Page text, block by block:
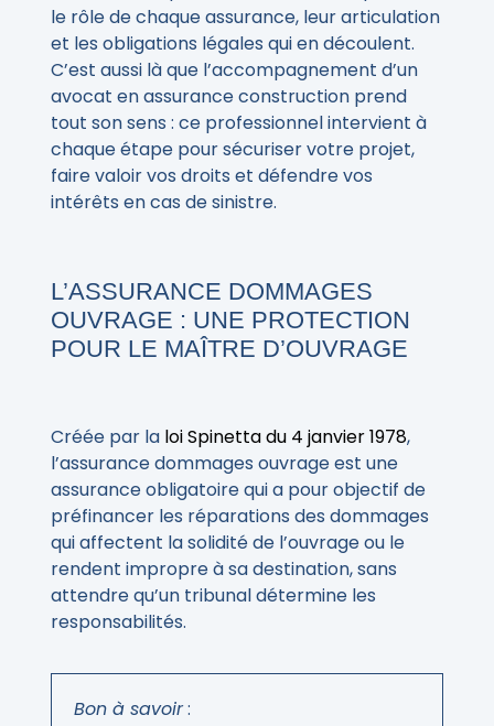
le rôle de chaque assurance, leur articulation
et les obligations légales qui en découlent.
C’est aussi là que l’accompagnement d’un
avocat en assurance construction prend
tout son sens : ce professionnel intervient à
chaque étape pour sécuriser votre projet,
faire valoir vos droits et défendre vos
intérêts en cas de sinistre.
L’ASSURANCE DOMMAGES
OUVRAGE : UNE PROTECTION
POUR LE MAÎTRE D’OUVRAGE
Créée par la loi Spinetta du 4 janvier 1978,
l’assurance dommages ouvrage est une
assurance obligatoire qui a pour objectif de
préfinancer les réparations des dommages
qui affectent la solidité de l’ouvrage ou le
rendent impropre à sa destination, sans
attendre qu’un tribunal détermine les
responsabilités.
Bon à savoir: